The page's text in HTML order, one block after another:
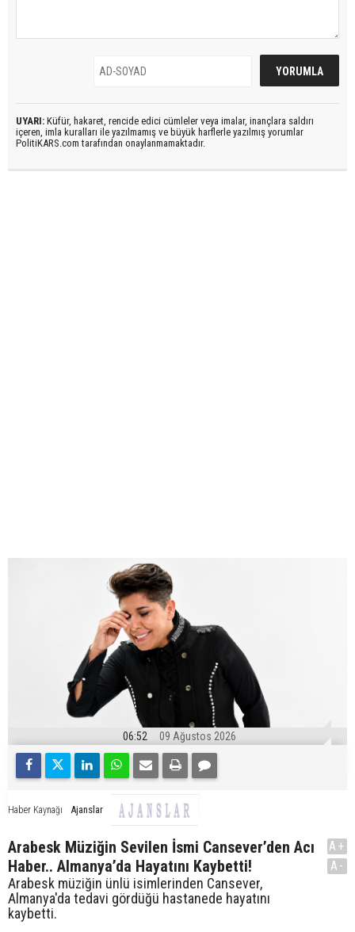
UYARI: Küfür, hakaret, rencide edici cümleler veya imalar, inançlara saldırı
içeren, imla kuralları ile yazılmamış ve büyük harflerle yazılmış yorumlar
PolitiKARS.com tarafından onaylanmamaktadır.
06:52 09 Ağustos 2026
Haber Kaynağı Ajanslar
Arabesk Müziğin Sevilen İsmi Cansever’den Acı
Haber.. Almanya’da Hayatını Kaybetti!
Arabesk müziğin ünlü isimlerinden Cansever,
Almanya'da tedavi gördüğü hastanede hayatını
kaybetti.
A+
A-